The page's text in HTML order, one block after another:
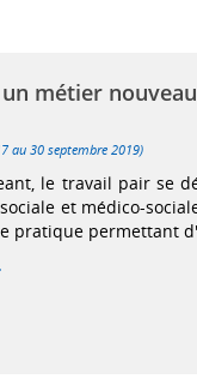
métier
au 30 septembre 2019)
le travail pair se
et médico-
pratique permettant